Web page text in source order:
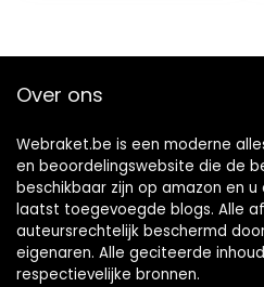
Over ons
Webraket.be is een moderne
en beoordelingswebsite die de
beschikbaar zijn op amazon en
laatst toegevoegde blogs. Alle
auteursrechtelijk beschermd
eigenaren. Alle geciteerde
respectievelijke bronnen.